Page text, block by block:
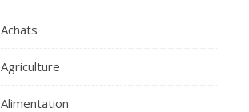
Achats
Agriculture
Alimentation